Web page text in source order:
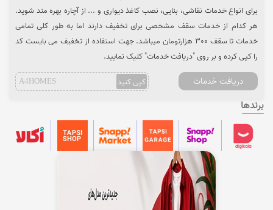
برای انواع خدمات نقاشی، بنایی، نصب کاغذ دیواری و ... از آچاره بهره مند شوید.
هر کدام از خدمات سقف مشخصی برای تخفیف دارند اما به طور کلی تمامی
خدمات تا سقف 300 هزارتومان میباشد. جهت استفاده از تخفیف می بایست کد
را کپی کرده و بر روی "دریافت خدمات" کلیک نمایید.
دریافت خدمات کپی کنید A4HOMES
برندها